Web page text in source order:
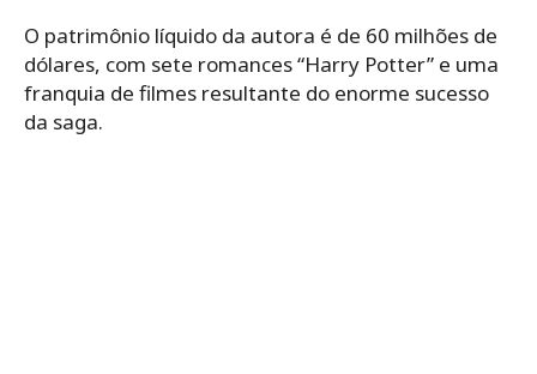
O patrimônio líquido da autora é de 60 milhões de
dólares, com sete romances “Harry Potter” e uma
franquia de filmes resultante do enorme sucesso
da saga.